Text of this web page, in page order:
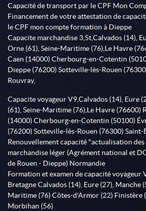
Capacité de transport par le CPF Mon
Financement de votre attestation de
le CPF mon compte formation à Dieppe
Capacite marchandise 3,5t,Calvados (14),
Orne (61), Seine-Maritime (76),Le Havre
Caen (14000) Cherbourg-en-Cotentin
Dieppe (76200) Sotteville-lès-Rouen
Rouvray,
Capacite voyageur V9,Calvados (14), Eure
(61), Seine-Maritime (76),Le Havre (76600)
(14000) Cherbourg-en-Cotentin (50100)
(76200) Sotteville-lès-Rouen (76300) Saint-
Renouvellement capacité "actualisation des
marchandise léger (Agrément national et
de Rouen - Dieppe) Normandie
Formation et examen de capacité voyageur
Bretagne Calvados (14), Eure (27), Manche
Maritime (76) Côtes-d'Armor (22) Finistère
Morbihan (56)